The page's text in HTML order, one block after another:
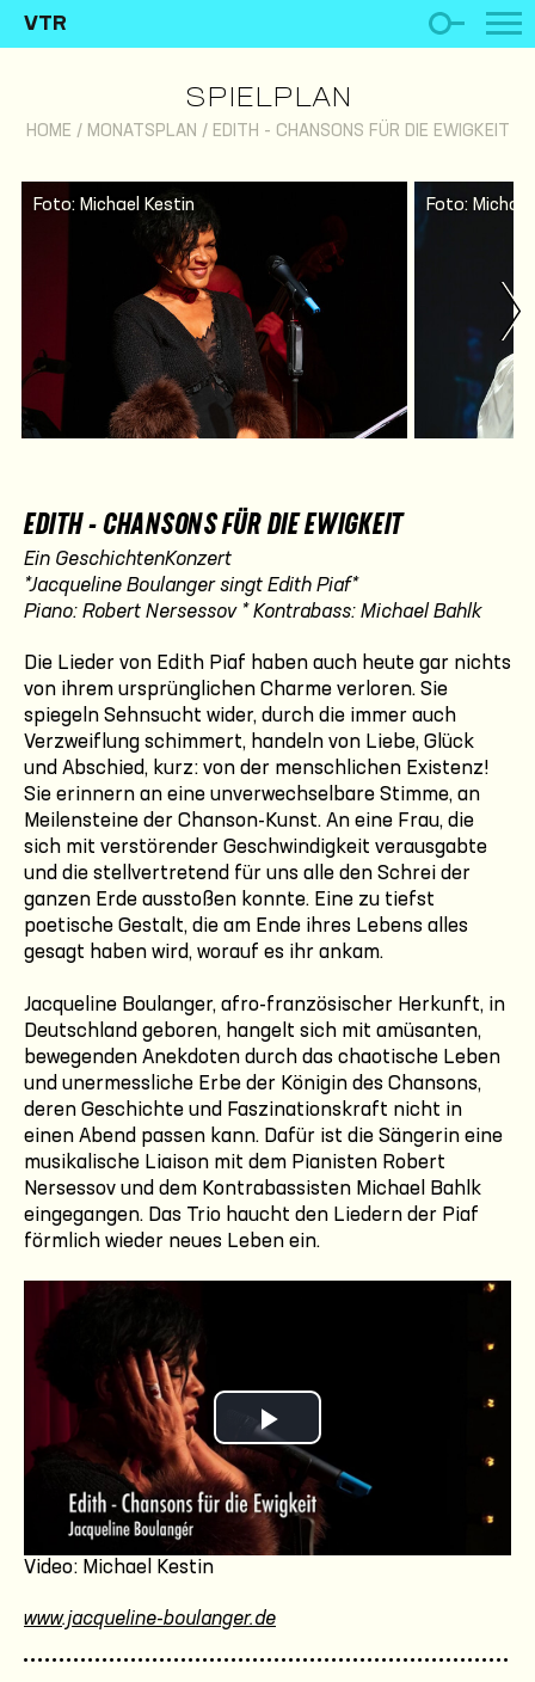
VTR
SPIELPLAN
HOME / MONATSPLAN / EDITH - CHANSONS FÜR DIE EWIGKEIT
Foto: Michael Kestin Foto:
EDITH - CHANSONS FÜR DIE EWIGKEIT
Ein GeschichtenKonzert
*Jacqueline Boulanger singt Edith Piaf*
Piano: Robert Nersessov * Kontrabass: Michael Bahlk
Die Lieder von Edith Piaf haben auch heute gar nichts
von ihrem ursprünglichen Charme verloren. Sie
spiegeln Sehnsucht wider, durch die immer auch
Verzweiflung schimmert, handeln von Liebe, Glück
und Abschied, kurz: von der menschlichen Existenz!
Sie erinnern an eine unverwechselbare Stimme, an
Meilensteine der Chanson-Kunst. An eine Frau, die
sich mit verstörender Geschwindigkeit verausgabte
und die stellvertretend für uns alle den Schrei der
ganzen Erde ausstoßen konnte. Eine zu tiefst
poetische Gestalt, die am Ende ihres Lebens alles
gesagt haben wird, worauf es ihr ankam.
Jacqueline Boulanger, afro-französischer Herkunft, in
Deutschland geboren, hangelt sich mit amüsanten,
bewegenden Anekdoten durch das chaotische Leben
und unermessliche Erbe der Königin des Chansons,
deren Geschichte und Faszinationskraft nicht in
einen Abend passen kann. Dafür ist die Sängerin eine
musikalische Liaison mit dem Pianisten Robert
Nersessov und dem Kontrabassisten Michael Bahlk
eingegangen. Das Trio haucht den Liedern der Piaf
förmlich wieder neues Leben ein.
Play
Video
Video: Michael Kestin
www.jacqueline-boulanger.de